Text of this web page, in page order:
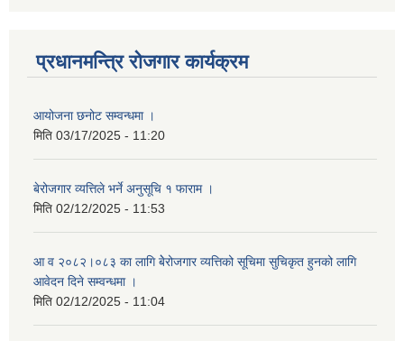
प्रधानमन्त्रि रोजगार कार्यक्रम
आयोजना छनोट सम्वन्धमा ।
मिति 03/17/2025 - 11:20
बेरोजगार व्यत्तिले भर्ने अनुसूचि १ फाराम ।
मिति 02/12/2025 - 11:53
आ व २०८२।०८३ का लागि बेेरोजगार व्यत्तिको सूचिमा सुचिकृत हुनको लागि
आवेदन दिने सम्वन्धमा ।
मिति 02/12/2025 - 11:04